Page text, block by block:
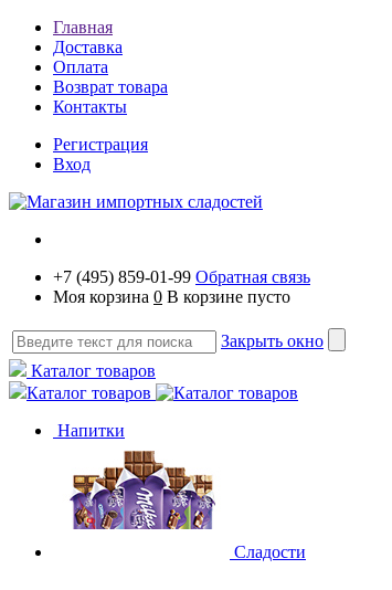
Главная
Доставка
Оплата
Возврат товара
Контакты
Регистрация
Вход
+7 (495) 859-01-99 Обратная связь
Моя корзина 0 В корзине пусто
Закрыть окно
Каталог товаров
Каталог товаров
Напитки
Сладости